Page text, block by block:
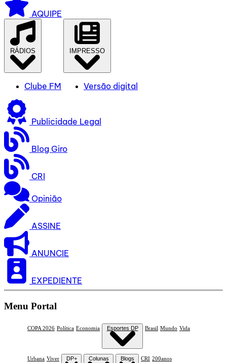
AQUIPE
RÁDIOS
Clube FM
IMPRESSO
Versão digital
Publicidade Legal
Blog Giro
CRI
Opinião
ASSINE
ANUNCIE
EXPEDIENTE
Menu Portal
COPA 2026 Política Economia Esportes DP Brasil Mundo Vida
Urbana Viver DP+ Colunas Blogs CRI 200anos